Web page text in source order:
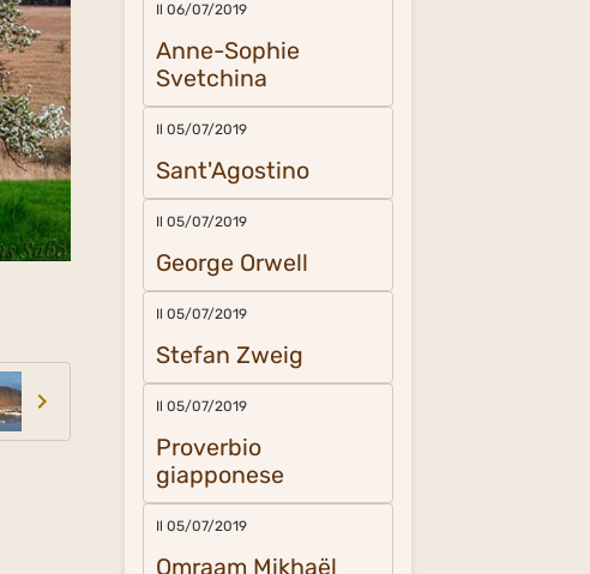
Il 06/07/2019
Anne-Sophie
Svetchina
Il 05/07/2019
Sant'Agostino
Il 05/07/2019
George Orwell
Il 05/07/2019
Stefan Zweig
Il 05/07/2019
Proverbio
giapponese
Il 05/07/2019
Omraam Mikhaël